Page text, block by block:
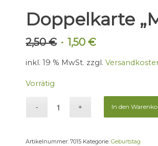
Doppelkarte
2,50€ Ursprünglicher
war:
1,50€Aktueller
ist:
inkl. 19 % MwSt. zzgl.
Vorrätig
In den
Artikelnummer:7015 Kategorie:Geburtstag